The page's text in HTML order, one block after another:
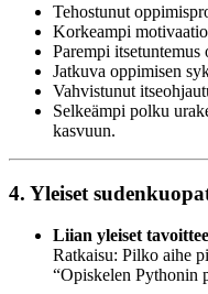
Tehostunut
Korkeampi motivaatio
Parempi
Jatkuva oppimisen
Vahvistunut
Selkeämpi polku
kasvuun.
4. Yleiset
Liian yleiset
Ratkaisu: Pilko aihe
“Opiskelen Pythonin